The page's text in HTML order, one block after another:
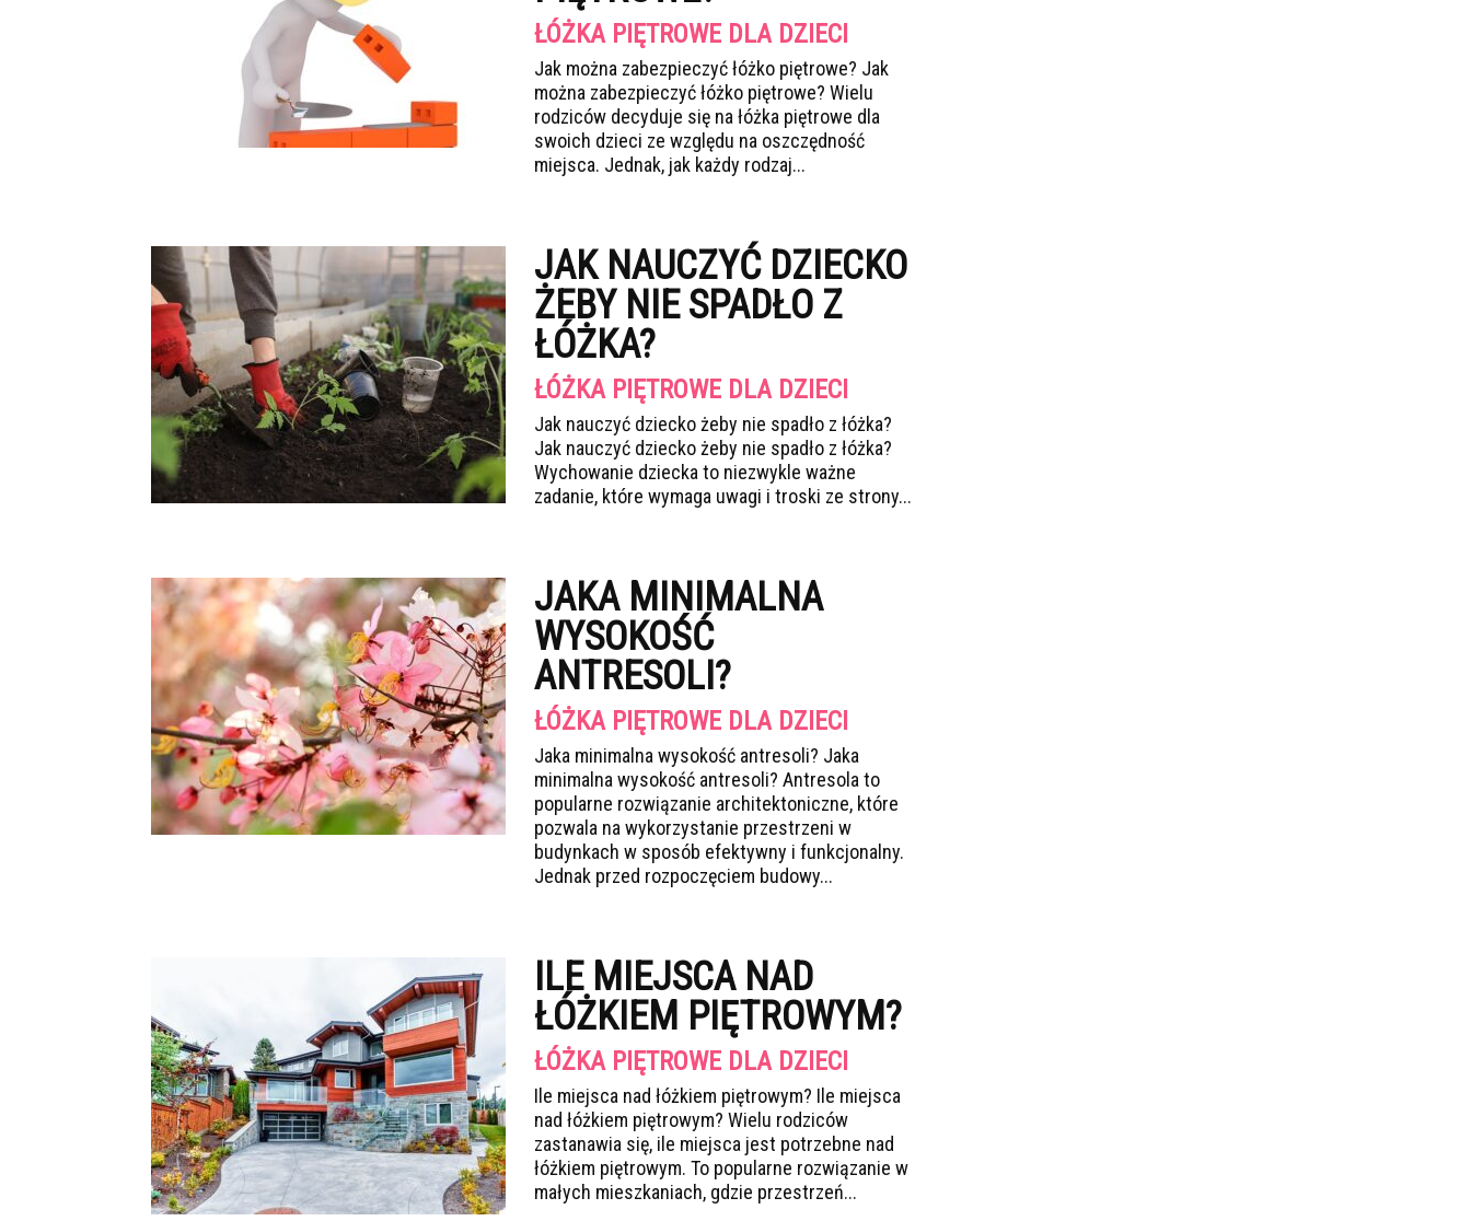
ŁÓŻKA PIĘTROWE DLA DZIECI
Jak można zabezpieczyć łóżko piętrowe? Jak
można zabezpieczyć łóżko piętrowe? Wielu
rodziców decyduje się na łóżka piętrowe dla
swoich dzieci ze względu na oszczędność
miejsca. Jednak, jak każdy rodzaj...
JAK NAUCZYĆ DZIECKO
ŻEBY NIE SPADŁO Z
ŁÓŻKA?
ŁÓŻKA PIĘTROWE DLA DZIECI
Jak nauczyć dziecko żeby nie spadło z łóżka?
Jak nauczyć dziecko żeby nie spadło z łóżka?
Wychowanie dziecka to niezwykle ważne
zadanie, które wymaga uwagi i troski ze strony...
JAKA MINIMALNA
WYSOKOŚĆ
ANTRESOLI?
ŁÓŻKA PIĘTROWE DLA DZIECI
Jaka minimalna wysokość antresoli? Jaka
minimalna wysokość antresoli? Antresola to
popularne rozwiązanie architektoniczne, które
pozwala na wykorzystanie przestrzeni w
budynkach w sposób efektywny i funkcjonalny.
Jednak przed rozpoczęciem budowy...
ILE MIEJSCA NAD
ŁÓŻKIEM PIĘTROWYM?
ŁÓŻKA PIĘTROWE DLA DZIECI
Ile miejsca nad łóżkiem piętrowym? Ile miejsca
nad łóżkiem piętrowym? Wielu rodziców
zastanawia się, ile miejsca jest potrzebne nad
łóżkiem piętrowym. To popularne rozwiązanie w
małych mieszkaniach, gdzie przestrzeń...